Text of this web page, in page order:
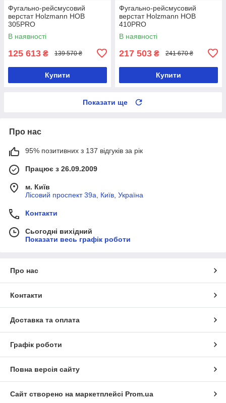
Фугально-рейсмусовий
верстат Holzmann HOB
305PRO
В наявності
125 613 ₴ 139 570 ₴
Купити
Фугально-рейсмусовий
верстат Holzmann HOB
410PRO
В наявності
217 503 ₴ 241 670 ₴
Купити
Показати ще
Про нас
95% позитивних з 137 відгуків за рік
Працює з 26.09.2009
м. Київ
Лісовий проспект 39а, Київ, Україна
Контакти
Сьогодні вихідний
Показати весь графік роботи
Про нас
Контакти
Доставка та оплата
Графік роботи
Повна версія сайту
Сайт створено на маркетплейсі Prom.ua